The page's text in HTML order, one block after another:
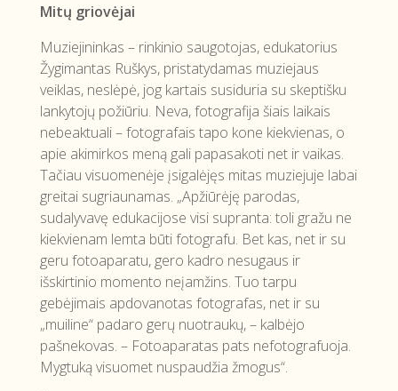
Mitų griovėjai
Muziejininkas – rinkinio saugotojas, edukatorius
Žygimantas Ruškys, pristatydamas muziejaus
veiklas, neslėpė, jog kartais susiduria su skeptišku
lankytojų požiūriu. Neva, fotografija šiais laikais
nebeaktuali – fotografais tapo kone kiekvienas, o
apie akimirkos meną gali papasakoti net ir vaikas.
Tačiau visuomenėje įsigalėjęs mitas muziejuje labai
greitai sugriaunamas. „Apžiūrėję parodas,
sudalyvavę edukacijose visi supranta: toli gražu ne
kiekvienam lemta būti fotografu. Bet kas, net ir su
geru fotoaparatu, gero kadro nesugaus ir
išskirtinio momento neįamžins. Tuo tarpu
gebėjimais apdovanotas fotografas, net ir su
„muiline“ padaro gerų nuotraukų, – kalbėjo
pašnekovas. – Fotoaparatas pats nefotografuoja.
Mygtuką visuomet nuspaudžia žmogus“.